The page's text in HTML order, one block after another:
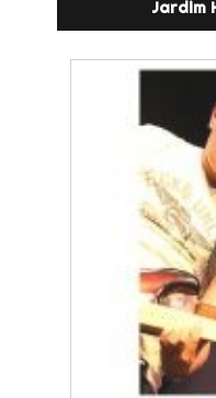
Jardim